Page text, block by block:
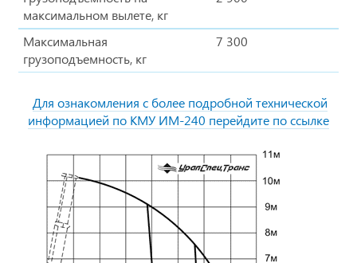
максимальном вылете, кг
Максимальная
грузоподъемность, кг
7 300
Для ознакомления с более подробной технической
информацией по КМУ ИМ-240 перейдите по ссылке